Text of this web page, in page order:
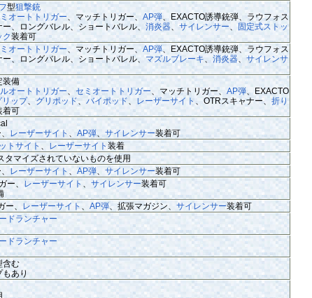
型狙撃銃
オートトリガー、マッチトリガー、 AP弾、EXACTO誘導銃弾、ラウフォス
ー、ロングバレル、ショートバレル、消炎器、サイレンサー、 固定式ストッ
ク装着可
オートトリガー、マッチトリガー、AP弾、EXACTO誘導銃弾、ラウフォス
ー、ロングバレル、ショートバレル、マズルブレーキ、消炎器、サイレンサ
装備
オートトリガー、 セミオートトリガー、マッチトリガー、 AP弾、EXACTO
リップ、 グリポッド、バイポッド、 レーザーサイト 、OTRスキャナー、折り
着可
レーザーサイト 、 AP弾、サイレンサー装着可
トサイト 、 レーザーサイト装着
マイズされていないものを使用
レーザーサイト 、 AP弾、 サイレンサー装着可
ー、 レーザーサイト 、 サイレンサー装着可
ー、 レーザーサイト 、 AP弾、拡張マガジン、 サイレンサー装着可
ドランチャー
ドランチャー
含む
あり